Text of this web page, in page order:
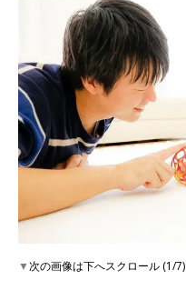
▼次の画像は下へスクロール (1/7)